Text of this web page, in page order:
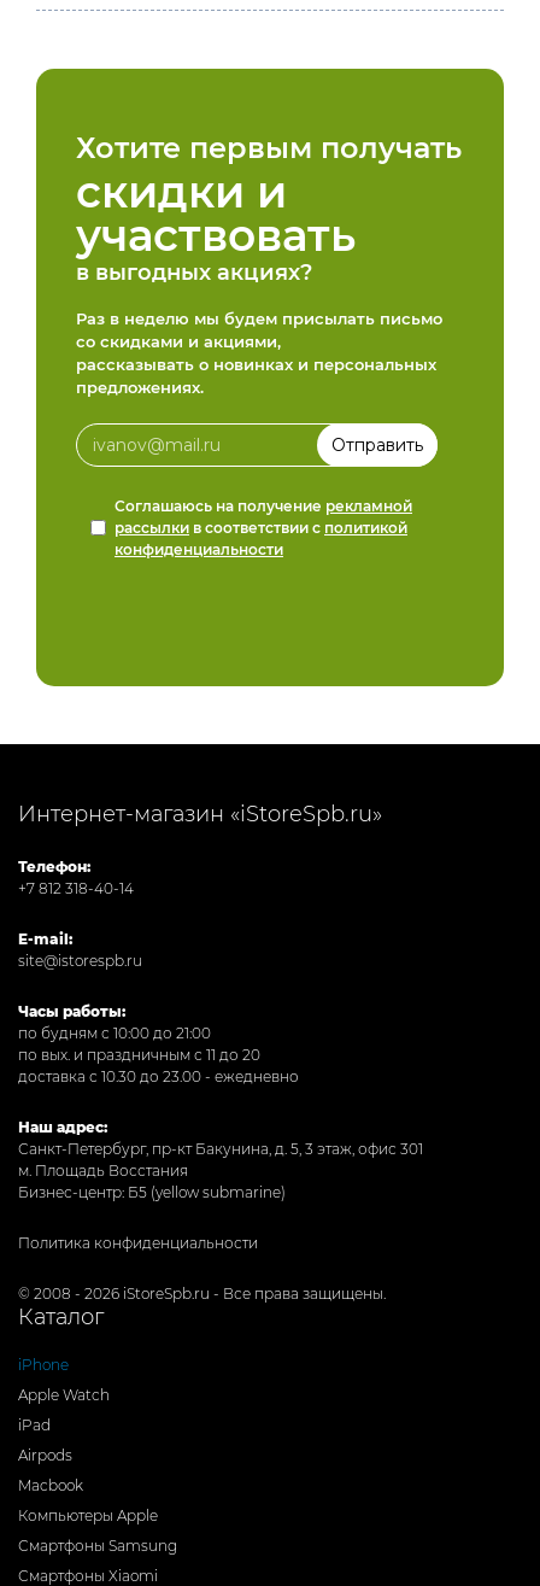
Хотите первым получать
скидки и
участвовать
в выгодных акциях?
Раз в неделю мы будем присылать письмо
со скидками и акциями,
рассказывать о новинках и персональных
предложениях.
Соглашаюсь на получение рекламной
рассылки в соответствии с политикой
конфиденциальности
Интернет-магазин «iStoreSpb.ru»
Телефон:
+7 812 318-40-14
E-mail:
site@istorespb.ru
Часы работы:
по будням с 10:00 до 21:00
по вых. и праздничным с 11 до 20
доставка с 10.30 до 23.00 - ежедневно
Наш адрес:
Санкт-Петербург, пр-кт Бакунина, д. 5, 3 этаж, офис 301
м. Площадь Восстания
Бизнес-центр: Б5 (yellow submarine)
Политика конфиденциальности
© 2008 - 2026 iStoreSpb.ru - Все права защищены.
Каталог
iPhone
Apple Watch
iPad
Airpods
Macbook
Компьютеры Apple
Смартфоны Samsung
Смартфоны Xiaomi